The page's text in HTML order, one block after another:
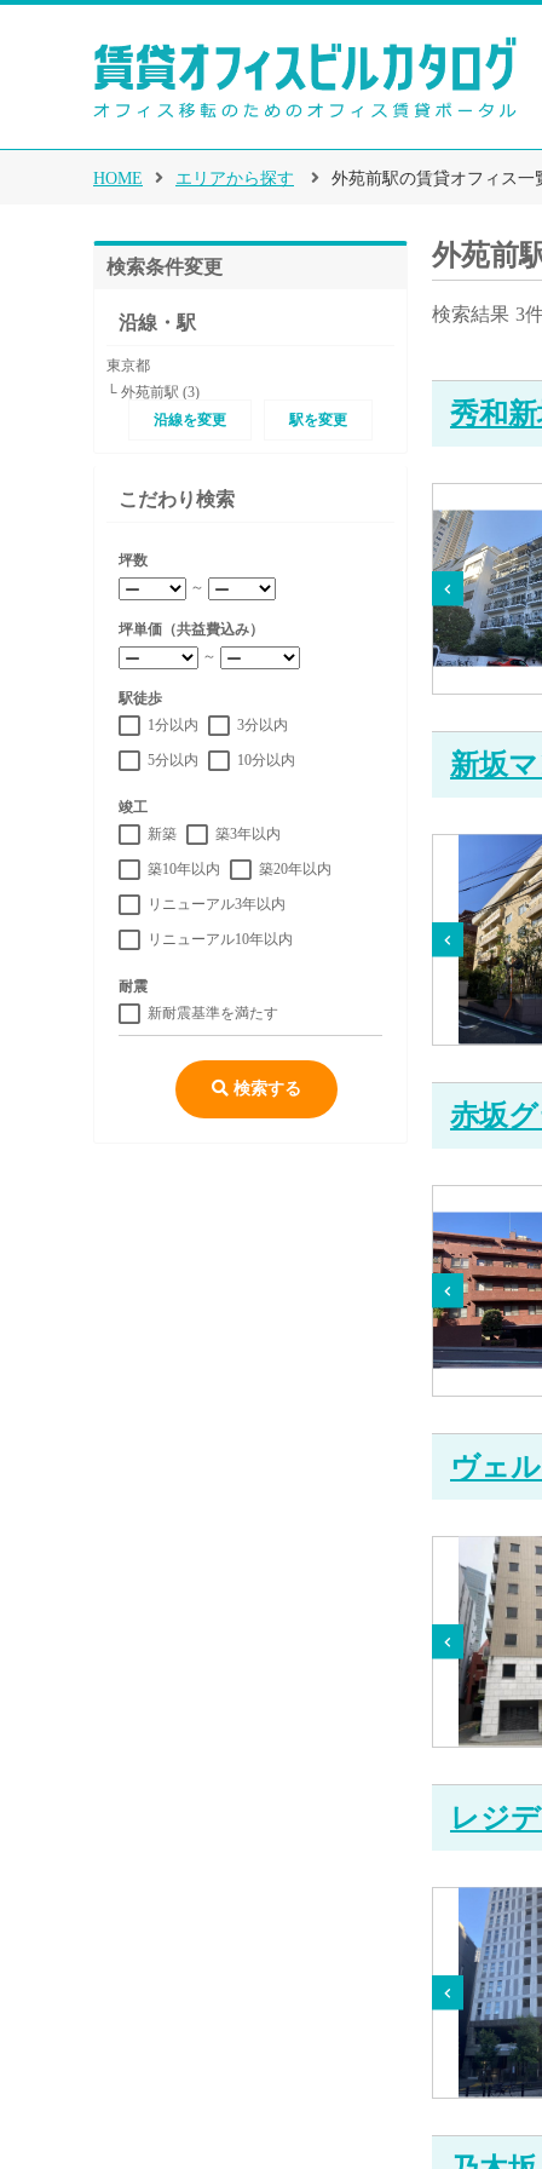
HOME エリアから探す 外苑前駅の賃貸オフィス一
検索条件変更
沿線・駅
東京都
└ 外苑前駅 (3)
沿線を変更
駅を変更
こだわり検索
坪数
～
坪単価（共益費込み）
～
駅徒歩
1分以内
3分以内
5分以内 10分以内
竣工
新築
築3年以内
築10年以内 築20年以内
リニューアル3年以内
リニューアル10年以内
耐震
新耐震基準を満たす
検索する
外苑前
検索結果 3
秀和
新坂
赤坂
ヴェ
レジ